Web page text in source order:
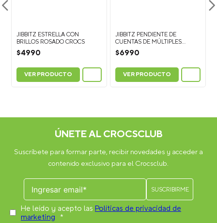
JIBBITZ ESTRELLA CON
BRILLOS ROSADO CROCS
$4990
VER PRODUCTO
JIBBITZ PENDIENTE DE
CUENTAS DE MÚLTIPLES
HEBRAS CROCS
$6990
VER PRODUCTO
ÚNETE AL CROCSCLUB
Suscríbete para formar parte, recibir novedades y acceder a
contenido exclusivo para el Crocsclub.
He leído y acepto las Políticas de privacidad de
marketing *